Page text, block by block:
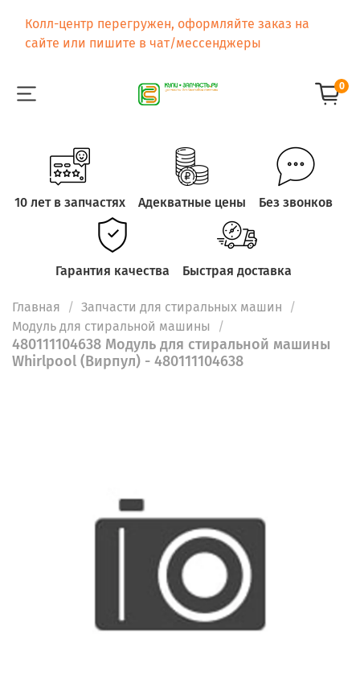
Колл-центр перегружен, оформляйте заказ на
сайте или пишите в чат/мессенджеры
0
10 лет в запчастях Адекватные цены Без звонков
Гарантия качества Быстрая доставка
Главная
Запчасти для стиральных машин
Модуль для стиральной машины
480111104638 Модуль для стиральной машины
Whirlpool (Вирпул) - 480111104638